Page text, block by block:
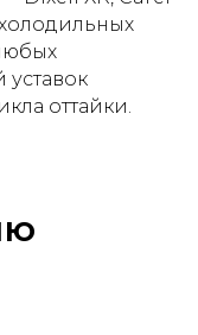
оттайки.